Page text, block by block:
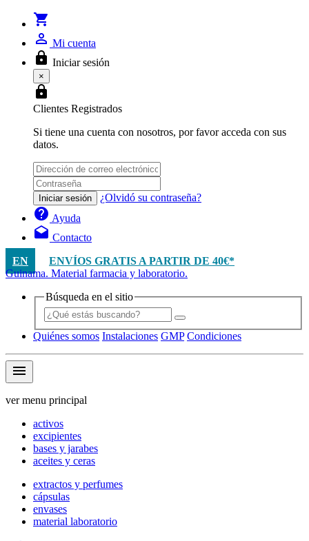
shopping_cart
person_outline Mi cuenta
lock Iniciar sesión
×
lock
Clientes Registrados
Si tiene una cuenta con nosotros, por favor acceda con sus
datos.
Iniciar sesión ¿Olvidó su contraseña?
help Ayuda
drafts Contacto
EN
ENVÍOS GRATIS A PARTIR DE 40€*
Guinama. Material farmacia y laboratorio.
Búsqueda en el sitio
Quiénes somos Instalaciones GMP Condiciones
menu
ver menu principal
activos
excipientes
bases y jarabes
aceites y ceras
extractos y perfumes
cápsulas
envases
material laboratorio